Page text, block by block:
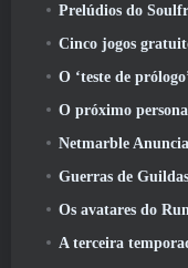
Prelúdios do
Cinco jogos gratuitos que
O ‘teste de
O próximo personagem jogável
Netmarble Anuncia
Guerras de Guildas 3 Pode
Os avatares do RuneScape foram
A terceira temporada de Zenless Zone